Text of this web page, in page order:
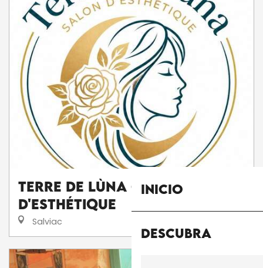
Inicio
Descubra
Terre de Lùna - Salon
d'Esthétique
Salviac